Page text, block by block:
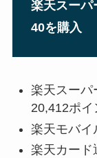
楽天スー
40を購入
楽天スーパ
20,412ポイ
楽天モバイ
楽天カード